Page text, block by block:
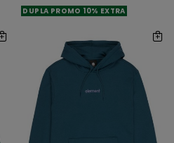
DUPLA PROMO 10% EXTRA